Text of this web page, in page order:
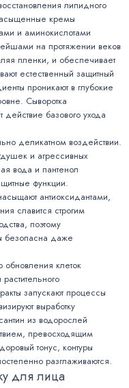
липидного
кремы
и аминокислотами
на протяжении веков
пленки, и обеспечивает
естественный защитный
проникают в глубокие
Сыворотка
действие базового ухода
деликатном воздействии.
и агрессивных
вода и пантенол
функции.
антиоксидантами,
славится строгим
поэтому
безопасна даже
обновления клеток
запускают процессы
выработку
из водорослей
превосходящим
тонус, контуры
разглаживаются.
для лица